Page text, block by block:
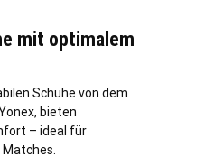
mit optimalem
Schuhe von dem
bieten
– ideal für